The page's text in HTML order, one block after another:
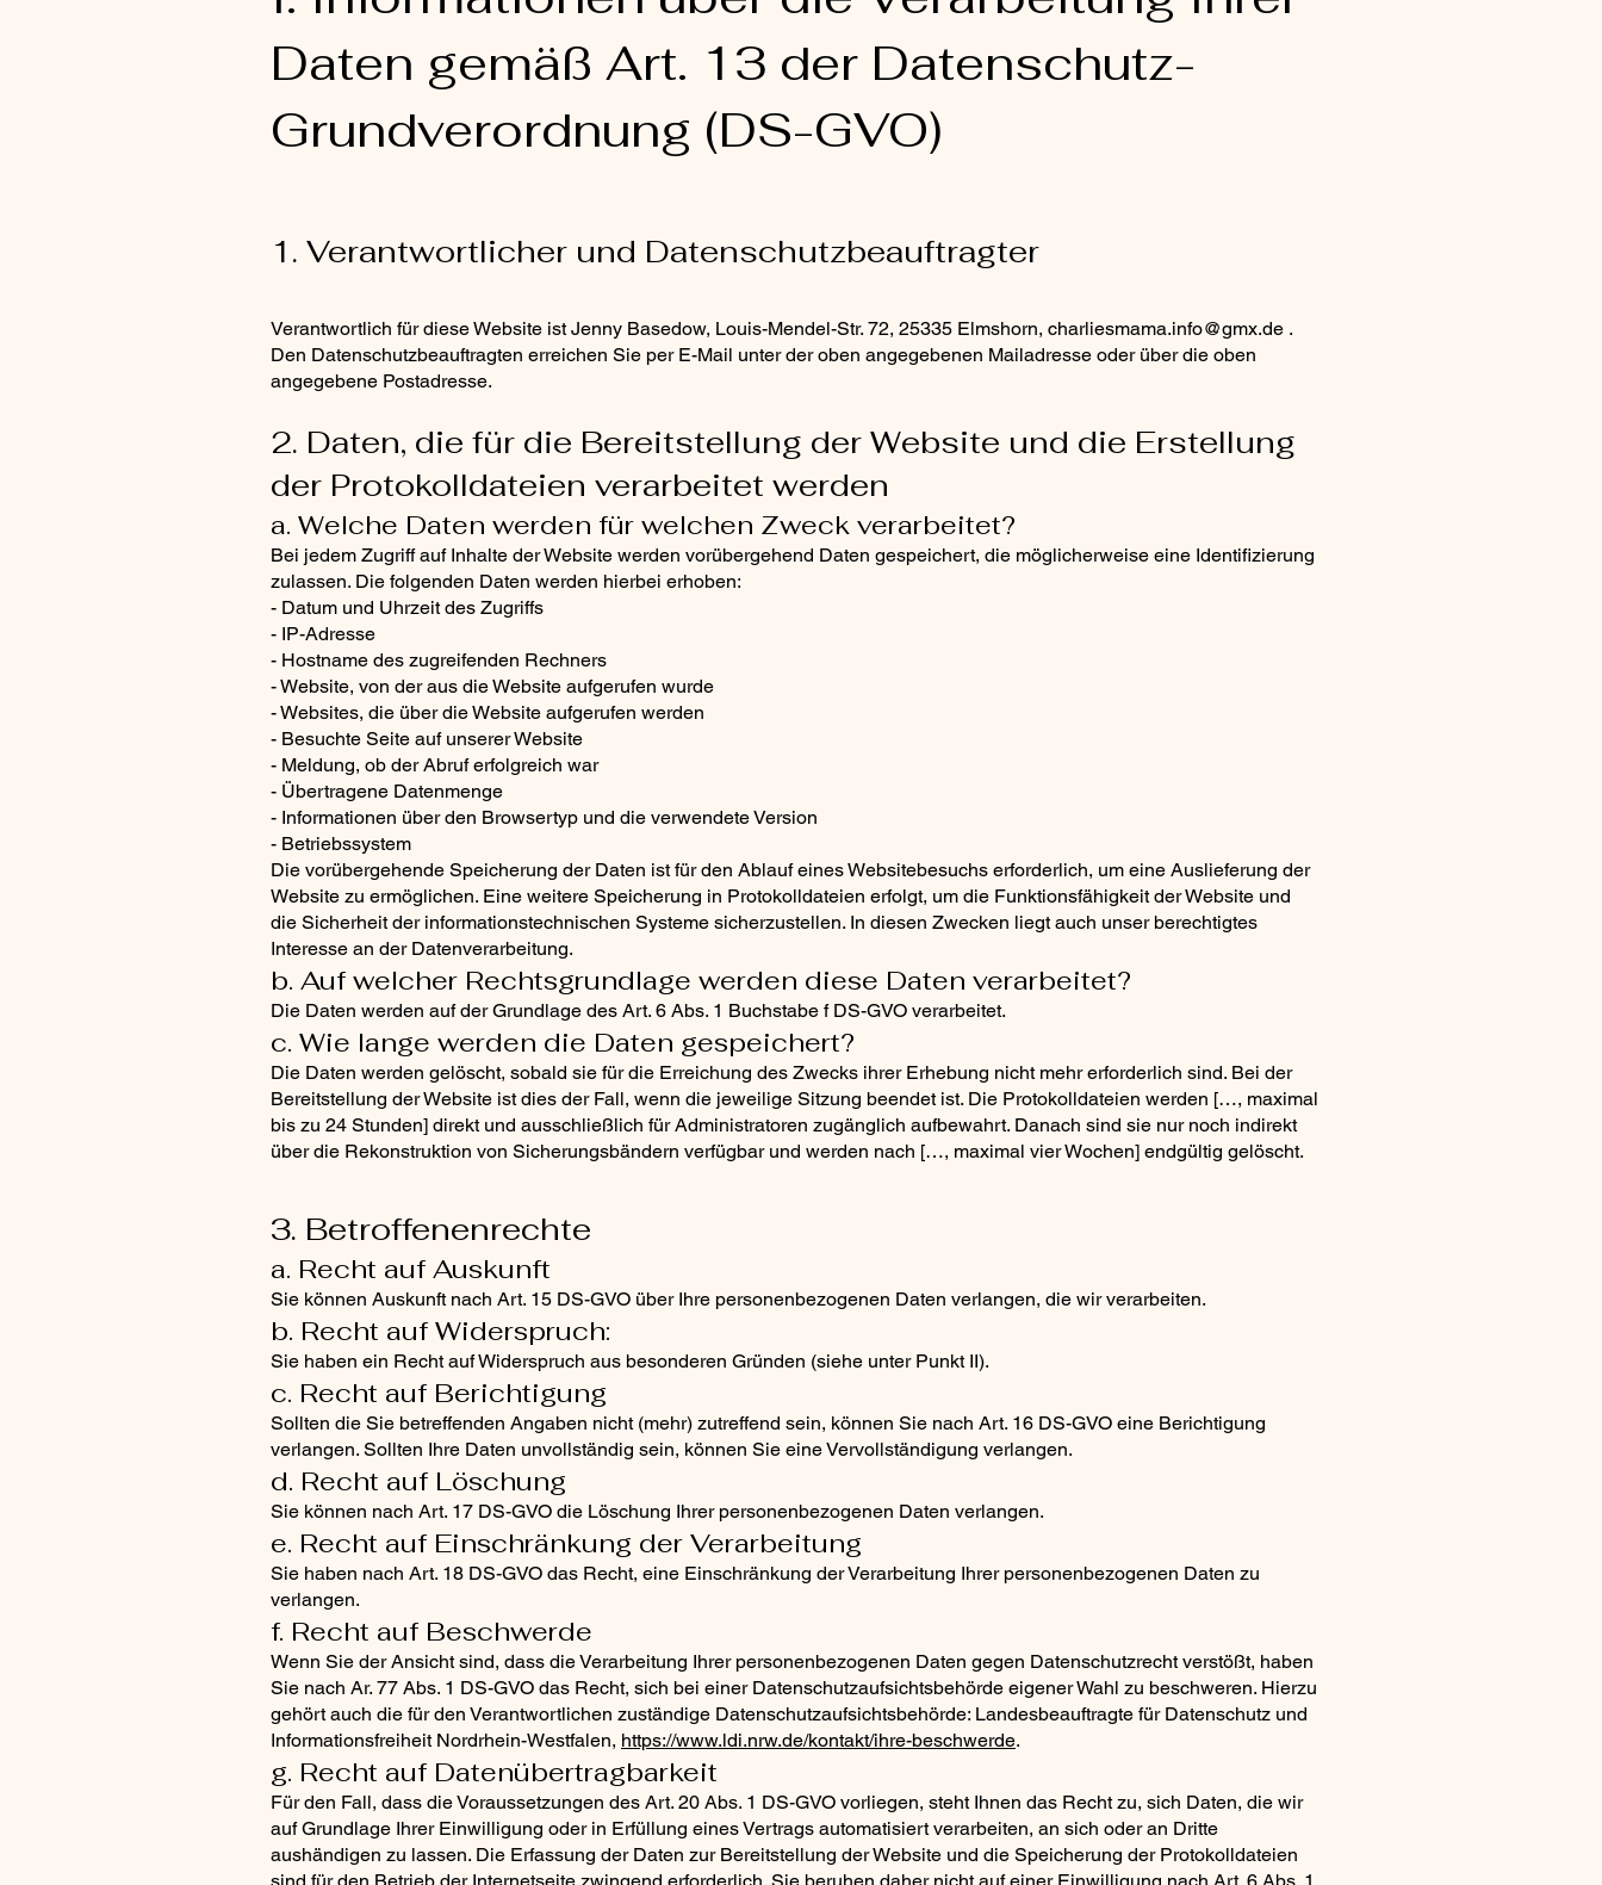
Daten gemäß Art. 13 der Datenschutz-
Grundverordnung (DS-GVO)
1. Verantwortlicher und Datenschutzbeauftragter
Verantwortlich für diese Website ist Jenny Basedow, Louis-Mendel-Str. 72, 25335 Elmshorn, charliesmama.info@gmx.de .
Den Datenschutzbeauftragten erreichen Sie per E-Mail unter der oben angegebenen Mailadresse oder über die oben
angegebene Postadresse.
2. Daten, die für die Bereitstellung der Website und die Erstellung
der Protokolldateien verarbeitet werden
a. Welche Daten werden für welchen Zweck verarbeitet?
Bei jedem Zugriff auf Inhalte der Website werden vorübergehend Daten gespeichert, die möglicherweise eine Identifizierung
zulassen. Die folgenden Daten werden hierbei erhoben:
- Datum und Uhrzeit des Zugriffs
- IP-Adresse
- Hostname des zugreifenden Rechners
- Website, von der aus die Website aufgerufen wurde
- Websites, die über die Website aufgerufen werden
- Besuchte Seite auf unserer Website
- Meldung, ob der Abruf erfolgreich war
- Übertragene Datenmenge
- Informationen über den Browsertyp und die verwendete Version
- Betriebssystem
Die vorübergehende Speicherung der Daten ist für den Ablauf eines Websitebesuchs erforderlich, um eine Auslieferung der
Website zu ermöglichen. Eine weitere Speicherung in Protokolldateien erfolgt, um die Funktionsfähigkeit der Website und
die Sicherheit der informationstechnischen Systeme sicherzustellen. In diesen Zwecken liegt auch unser berechtigtes
Interesse an der Datenverarbeitung.
b. Auf welcher Rechtsgrundlage werden diese Daten verarbeitet?
Die Daten werden auf der Grundlage des Art. 6 Abs. 1 Buchstabe f DS-GVO verarbeitet.
c. Wie lange werden die Daten gespeichert?
Die Daten werden gelöscht, sobald sie für die Erreichung des Zwecks ihrer Erhebung nicht mehr erforderlich sind. Bei der
Bereitstellung der Website ist dies der Fall, wenn die jeweilige Sitzung beendet ist. Die Protokolldateien werden […, maximal
bis zu 24 Stunden] direkt und ausschließlich für Administratoren zugänglich aufbewahrt. Danach sind sie nur noch indirekt
über die Rekonstruktion von Sicherungsbändern verfügbar und werden nach […, maximal vier Wochen] endgültig gelöscht.
3. Betroffenenrechte
a. Recht auf Auskunft
Sie können Auskunft nach Art. 15 DS-GVO über Ihre personenbezogenen Daten verlangen, die wir verarbeiten.
b. Recht auf Widerspruch:
Sie haben ein Recht auf Widerspruch aus besonderen Gründen (siehe unter Punkt II).
c. Recht auf Berichtigung
Sollten die Sie betreffenden Angaben nicht (mehr) zutreffend sein, können Sie nach Art. 16 DS-GVO eine Berichtigung
verlangen. Sollten Ihre Daten unvollständig sein, können Sie eine Vervollständigung verlangen.
d. Recht auf Löschung
Sie können nach Art. 17 DS-GVO die Löschung Ihrer personenbezogenen Daten verlangen.
e. Recht auf Einschränkung der Verarbeitung
Sie haben nach Art. 18 DS-GVO das Recht, eine Einschränkung der Verarbeitung Ihrer personenbezogenen Daten zu
verlangen.
f. Recht auf Beschwerde
Wenn Sie der Ansicht sind, dass die Verarbeitung Ihrer personenbezogenen Daten gegen Datenschutzrecht verstößt, haben
Sie nach Ar. 77 Abs. 1 DS-GVO das Recht, sich bei einer Datenschutzaufsichtsbehörde eigener Wahl zu beschweren. Hierzu
gehört auch die für den Verantwortlichen zuständige Datenschutzaufsichtsbehörde: Landesbeauftragte für Datenschutz und
Informationsfreiheit Nordrhein-Westfalen, https://www.ldi.nrw.de/kontakt/ihre-beschwerde.
g. Recht auf Datenübertragbarkeit
Für den Fall, dass die Voraussetzungen des Art. 20 Abs. 1 DS-GVO vorliegen, steht Ihnen das Recht zu, sich Daten, die wir
auf Grundlage Ihrer Einwilligung oder in Erfüllung eines Vertrags automatisiert verarbeiten, an sich oder an Dritte
aushändigen zu lassen. Die Erfassung der Daten zur Bereitstellung der Website und die Speicherung der Protokolldateien
sind für den Betrieb der Internetseite zwingend erforderlich. Sie beruhen daher nicht auf einer Einwilligung nach Art. 6 Abs. 1